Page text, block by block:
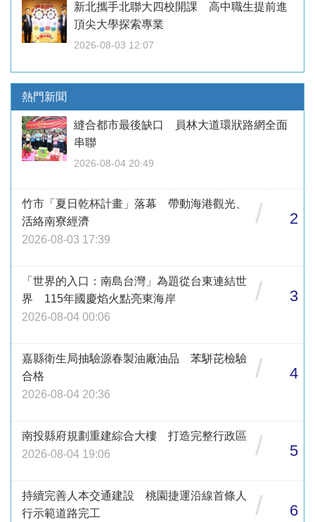
新北攜手北聯大四校開課 高中職生提前進
頂尖大學探索專業
2026-08-03 12:07
熱門新聞
縫合都市最後缺口 員林大道環狀路網全面
串聯
2026-08-04 20:49
竹市「夏日乾杯計畫」落幕 帶動海港觀光、
活絡南寮經濟
2026-08-03 17:39
/ 2
「世界的入口：南島台灣」為題從台東連結世
界 115年國慶焰火點亮東海岸
2026-08-04 00:06
/ 3
嘉縣衛生局抽驗源春製油廠油品 苯駢芘檢驗
合格
2026-08-04 20:36
/ 4
南投縣府規劃重建綜合大樓 打造完整行政區
2026-08-04 19:06
/ 5
持續完善人本交通建設 桃園捷運沿線首條人
行示範道路完工
/ 6